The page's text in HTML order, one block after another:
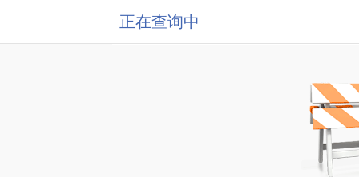
正在查询中